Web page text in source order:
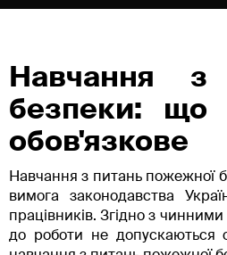
Навчання з
безпеки: що
обов'язкове
Навчання з питань пожежної
вимога законодавства
працівників. Згідно з
до роботи не допускаються